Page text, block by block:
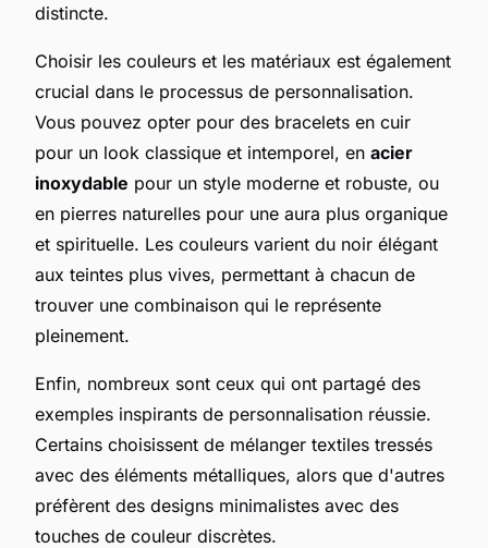
distincte.
Choisir les couleurs et les matériaux est également
crucial dans le processus de personnalisation.
Vous pouvez opter pour des bracelets en cuir
pour un look classique et intemporel, en acier
inoxydable pour un style moderne et robuste, ou
en pierres naturelles pour une aura plus organique
et spirituelle. Les couleurs varient du noir élégant
aux teintes plus vives, permettant à chacun de
trouver une combinaison qui le représente
pleinement.
Enfin, nombreux sont ceux qui ont partagé des
exemples inspirants de personnalisation réussie.
Certains choisissent de mélanger textiles tressés
avec des éléments métalliques, alors que d'autres
préfèrent des designs minimalistes avec des
touches de couleur discrètes.